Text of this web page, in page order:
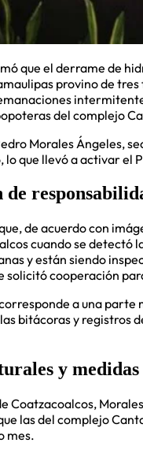
que el derrame de
provino de
del complejo
Morales Ángeles,
lo que llevó a activar el
de acuerdo con
cuando se detectó
y están siendo
solicitó cooperación
a una
bitácoras y registros
y
Coatzacoalcos,
las del complejo
mes.